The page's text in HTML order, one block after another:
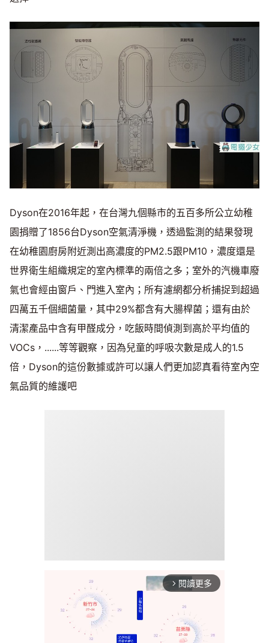
Dyson在2016年起，在台灣九個縣市的五百多所公立幼稚
園捐贈了1856台Dyson空氣清淨機，透過監測的結果發現
在幼稚園廚房附近測出高濃度的PM2.5跟PM10，濃度還是
世界衛生組織規定的室內標準的兩倍之多；室外的汽機車廢
氣也會經由窗戶、門進入室內；所有濾網都分析捕捉到超過
四萬五千個細菌量，其中29%都含有大腸桿菌；還有由於
清潔產品中含有甲醛成分，吃飯時間偵測到高於平均值的
VOCs，......等等觀察，因為兒童的呼吸次數是成人的1.5
倍，Dyson的這份數據或許可以讓人們更加認真看待室內空
氣品質的維護吧
arrow_forward_ios 閱讀更多